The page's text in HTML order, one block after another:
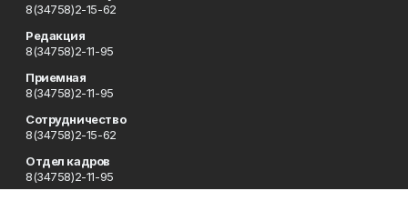
8(34758)2-15-62
Редакция
8(34758)2-11-95
Приемная
8(34758)2-11-95
Сотрудничество
8(34758)2-15-62
Отдел кадров
8(34758)2-11-95